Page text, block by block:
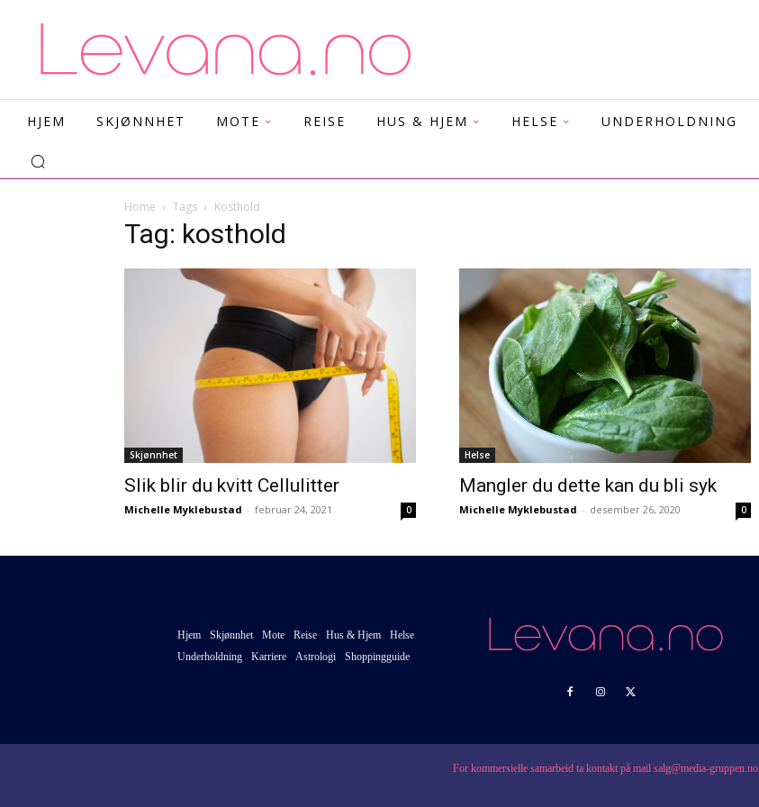
HJEM SKJØNNHET MOTE REISE HUS & HJEM HELSE UNDERHOLDNING
Home Tags Kosthold
Tag: kosthold
Skjønnhet
Slik blir du kvitt Cellulitter
Michelle Myklebustad - februar 24, 2021 0
Helse
Mangler du dette kan du bli syk
Michelle Myklebustad - desember 26, 2020 0
Hjem Skjønnhet Mote Reise Hus & Hjem
Helse
Underholdning
Karriere Astrologi Shoppingguide
For kommersielle samarbeid ta kontakt på mail salg@media-gruppen.no